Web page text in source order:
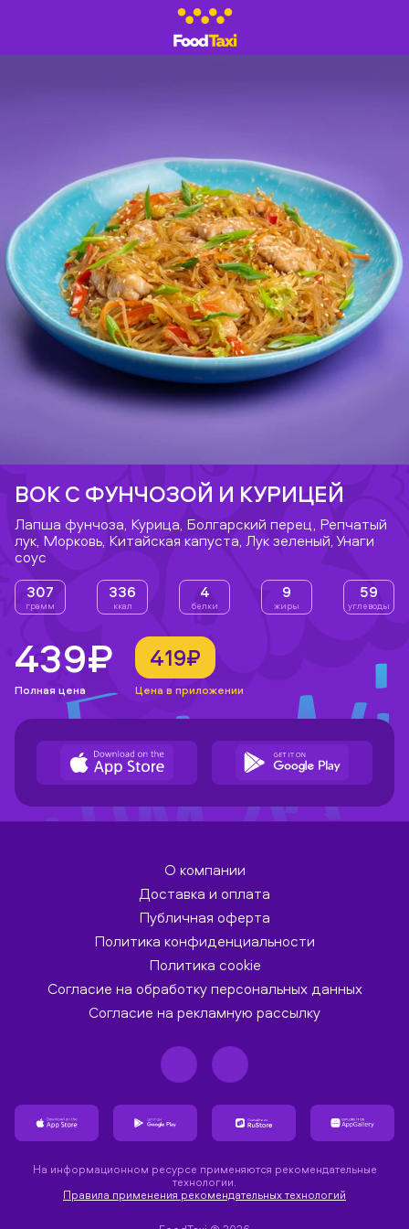
ВОК С ФУНЧОЗОЙ И КУРИЦЕЙ
Лапша фунчоза, Курица, Болгарский перец, Репчатый
лук, Морковь, Китайская капуста, Лук зеленый, Унаги
соус
307
грамм
336
ккал
4
белки
9
жиры
59
углеводы
439₽
Полная цена
419₽
Цена в приложении
О компании
Доставка и оплата
Публичная оферта
Политика конфиденциальности
Политика cookie
Согласие на обработку персональных данных
Согласие на рекламную рассылку
На информационном ресурсе применяются рекомендательные
технологии.
Правила применения рекомендательных технологий